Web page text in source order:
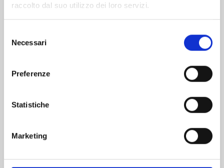
raccolto dal suo utilizzo dei loro servizi.
delNecessari
Preferenze
Statistiche
Marketing
I CAVALIERI DELLO ZODIACO - SAINT SEIYA: